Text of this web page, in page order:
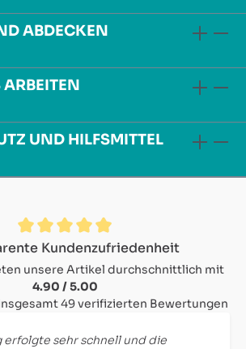
ABDECKEN
ARBEITEN
UND HILFSMITTEL
Bewertung von 4.9 von 5 Sternen
Kundenzufriedenheit
unsere Artikel durchschnittlich mit
4.90 / 5.00
49 verifizierten Bewertungen
erfolgte sehr schnell und die